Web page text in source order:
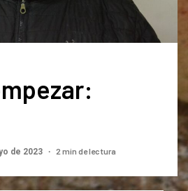
de 2023 2 min de lectura